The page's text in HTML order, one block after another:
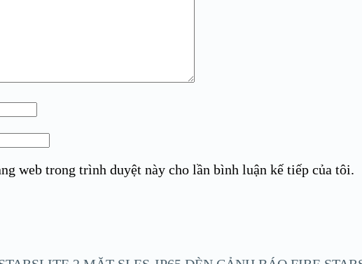
web trong trình duyệt này cho lần bình luận kế tiếp của tôi.